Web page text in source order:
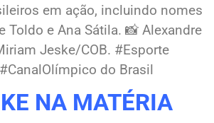
em ação, incluindo nomes
Toldo e Ana Sátila. 📸 Alexandre
Jeske/COB. #Esporte
do Brasil
NA MATÉRIA